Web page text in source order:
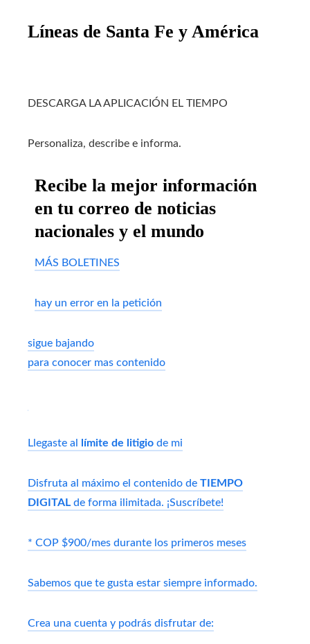
Líneas de Santa Fe y América
DESCARGA LA APLICACIÓN EL TIEMPO
Personaliza, describe e informa.
Recibe la mejor información
en tu correo de noticias
nacionales y el mundo
MÁS BOLETINES
hay un error en la petición
sigue bajando
para conocer mas contenido
Llegaste al límite de litigio de mi
Disfruta al máximo el contenido de TIEMPO
DIGITAL de forma ilimitada. ¡Suscríbete!
* COP $900/mes durante los primeros meses
Sabemos que te gusta estar siempre informado.
Crea una cuenta y podrás disfrutar de: